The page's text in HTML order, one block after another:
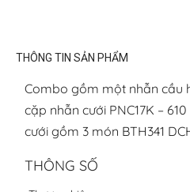
THÔNG TIN SẢN PHẨM
Combo gồm một nhẫn cầu
cặp nhẫn cưới PNC17K –
cưới gồm 3 món BTH341
THÔNG SỐ